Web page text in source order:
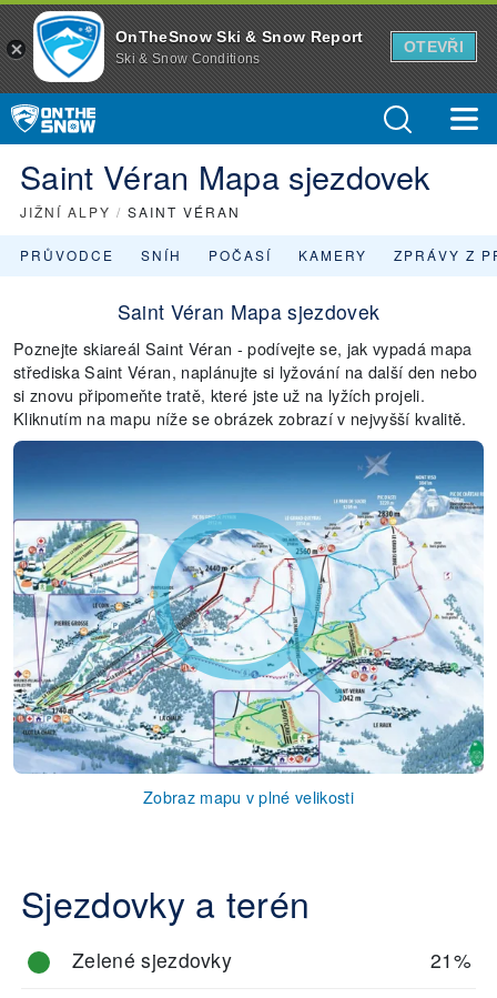
OnTheSnow Ski & Snow Report
Ski & Snow Conditions
OTEVŘI
Saint Véran Mapa sjezdovek
JIŽNÍ ALPY / SAINT VÉRAN
PRŮVODCE SNÍH POČASÍ KAMERY ZPRÁVY Z
Saint Véran Mapa sjezdovek
Poznejte skiareál Saint Véran - podívejte se, jak vypadá mapa
střediska Saint Véran, naplánujte si lyžování na další den nebo
si znovu připomeňte tratě, které jste už na lyžích projeli.
Kliknutím na mapu níže se obrázek zobrazí v nejvyšší kvalitě.
Zobraz mapu v plné velikosti
Sjezdovky a terén
Zelené sjezdovky 21%